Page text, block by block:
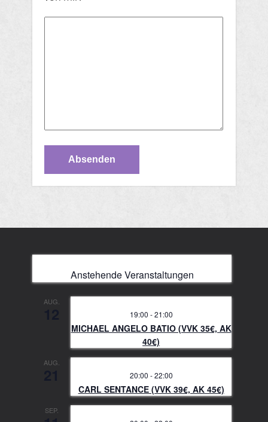
Anstehende Veranstaltungen
AUG.
19:00 -21:00
MICHAEL ANGELO BATIO (VVK 35€, AK
40€)
AUG.
20:00 -22:00
CARL SENTANCE (VVK 39€, AK 45€)
SEP.